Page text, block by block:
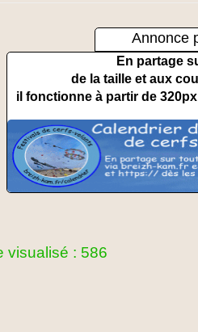
Annonce
En partage
de la taille et aux
il fonctionne à partir de
visualisé : 586